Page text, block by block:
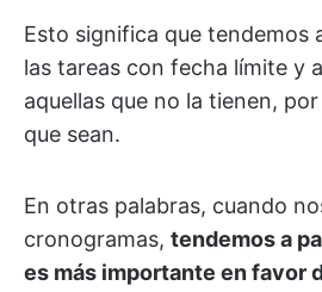
Esto significa que tendemos
las tareas con fecha límite y
aquellas que no la tienen,
que sean.
En otras palabras, cuando
cronogramas, tendemos a
es más importante en favor